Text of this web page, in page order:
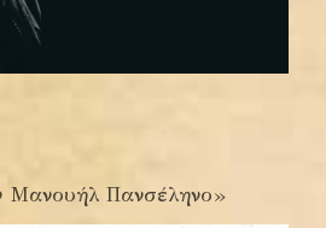
Μανουήλ Πανσέληνο»